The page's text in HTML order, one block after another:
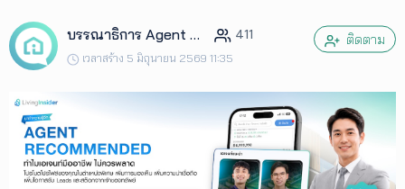
AgentTool
Podcast
บรรณาธิการ Agent Club 411
เวลาสร้าง 5 มิถุนายน 2569 11:35
ติดตาม